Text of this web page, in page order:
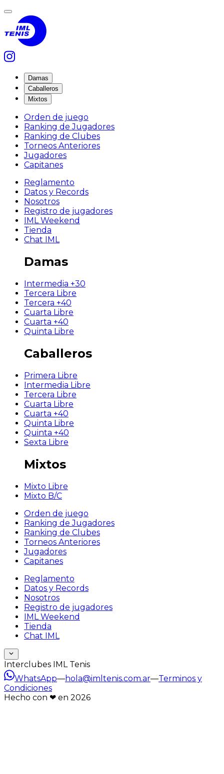
Damas
Caballeros
Mixtos
Orden de juego
Ranking de Jugadores
Ranking de Clubes
Torneos Anteriores
Jugadores
Capitanes
Reglamento
Datos y Records
Nosotros
Registro de jugadores
IML Weekend
Tienda
Chat IML
Damas
Intermedia +30
Tercera Libre
Tercera +40
Cuarta Libre
Cuarta +40
Quinta Libre
Caballeros
Primera Libre
Intermedia Libre
Tercera Libre
Cuarta Libre
Cuarta +40
Quinta Libre
Quinta +40
Sexta Libre
Mixtos
Mixto Libre
Mixto B/C
Orden de juego
Ranking de Jugadores
Ranking de Clubes
Torneos Anteriores
Jugadores
Capitanes
Reglamento
Datos y Records
Nosotros
Registro de jugadores
IML Weekend
Tienda
Chat IML
Interclubes IML Tenis
WhatsApp—hola@imltenis.com.ar—Terminos y
Condiciones
Hecho con ❤︎ en 2026